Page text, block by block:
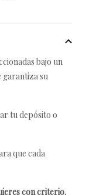
bajo un
garantiza su
tu depósito o
que cada
con criterio.